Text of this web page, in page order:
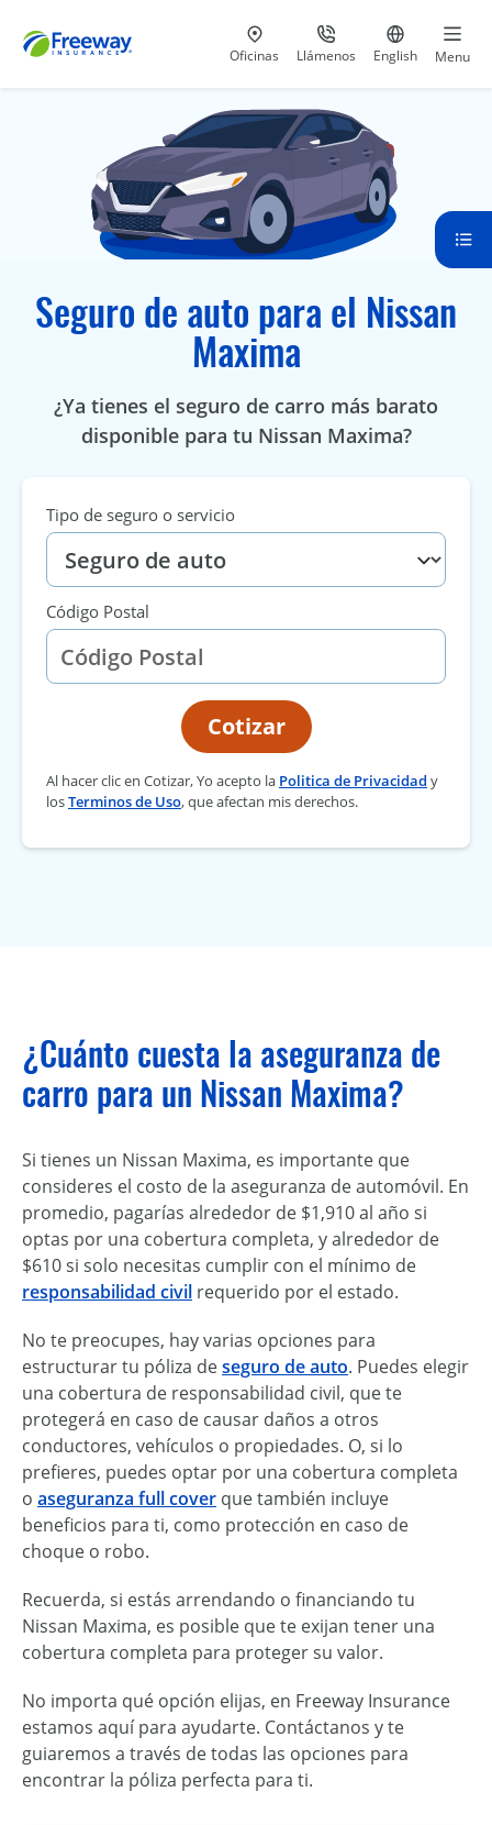
Visita nuestras
Oficinas Llámenos
al 800-441-5533
Ir al sitio
English Menu
Seguro de auto para el Nissan
Maxima
¿Ya tienes el seguro de carro más barato
disponible para tu Nissan Maxima?
Tipo de seguro o servicio
Código Postal
Cotizar
Al hacer clic en Cotizar, Yo acepto la Politica de Privacidad y
losTerminos de Uso, que afectan mis derechos.
¿Cuánto cuesta la aseguranza de
carro para un Nissan Maxima?
Si tienes un Nissan Maxima, es importante que
consideres el costo de la aseguranza de automóvil. En
promedio, pagarías alrededor de $1,910 al año si
optas por una cobertura completa, y alrededor de
$610 si solo necesitas cumplir con el mínimo de
responsabilidad civil requerido por el estado.
No te preocupes, hay varias opciones para
estructurar tu póliza deseguro de auto. Puedes elegir
una cobertura de responsabilidad civil, que te
protegerá en caso de causar daños a otros
conductores, vehículos o propiedades. O, si lo
prefieres, puedes optar por una cobertura completa
o aseguranza full cover que también incluye
beneficios para ti, como protección en caso de
choque o robo.
Recuerda, si estás arrendando o financiando tu
Nissan Maxima, es posible que te exijan tener una
cobertura completa para proteger su valor.
No importa qué opción elijas, en Freeway Insurance
estamos aquí para ayudarte. Contáctanos y te
guiaremos a través de todas las opciones para
encontrar la póliza perfecta para ti.